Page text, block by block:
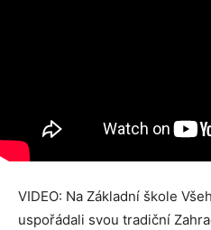
VIDEO: Na Základní škole
uspořádali svou tradiční